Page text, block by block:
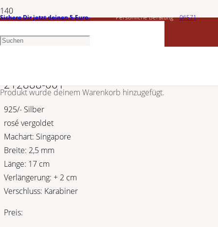
Sichere Dir jetzt deinen 5-Euro-
Gutschein
Persönliche Beratung 06571
Produktwurde deinem Warenkorb hinzugefügt.
212888-001
925/- Silber
rosé vergoldet
Machart: Singapore
Breite: 2,5 mm
Länge: 17 cm
Verlängerung: + 2 cm
Verschluss: Karabiner
Preis: